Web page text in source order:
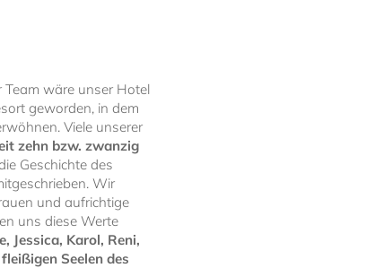
Team wäre unser Hotel
geworden, in dem
Viele unserer
zehn bzw. zwanzig
Geschichte des
Wir
und aufrichtige
uns diese Werte
Jessica, Karol, Reni,
Seelen des